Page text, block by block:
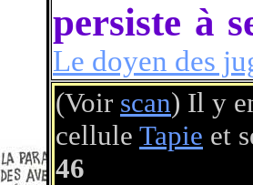
persiste à
Le doyen des
(Voir scan) Il y
cellule Tapie et
46